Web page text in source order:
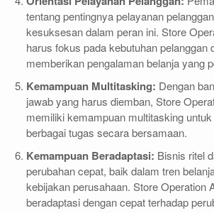
tentang pentingnya pelayanan
kesuksesan dalam peran ini. Store
harus fokus pada kebutuhan pelanggan
memberikan pengalaman belanja yang
Kemampuan Multitasking: Dengan
jawab yang harus diemban, Store
memiliki kemampuan multitasking
berbagai tugas secara bersamaan.
Kemampuan Beradaptasi: Bisnis ritel
perubahan cepat, baik dalam tren
kebijakan perusahaan. Store Operation
beradaptasi dengan cepat terhadap